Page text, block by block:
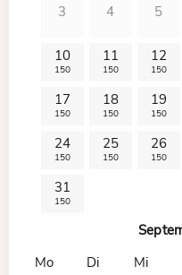
3 4 5
10
150
11
150
12
150
17
150
18
150
19
150
24
150
25
150
26
150
31
150
Mo
Di Mi